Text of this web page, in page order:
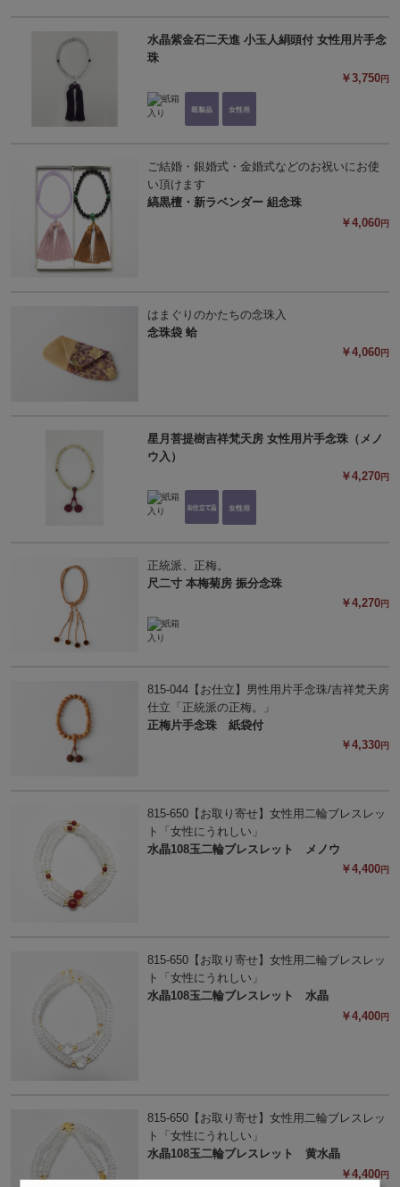
水晶紫金石二天進 小玉人絹頭付 女性用片手念
珠
￥3,750円
ご結婚・銀婚式・金婚式などのお祝いにお使
い頂けます
縞黒檀・新ラベンダー 組念珠
￥4,060円
はまぐりのかたちの念珠入
念珠袋 蛤
￥4,060円
星月菩提樹吉祥梵天房 女性用片手念珠（メノ
ウ入）
￥4,270円
正統派、正梅。
尺二寸 本梅菊房 振分念珠
￥4,270円
815-044【お仕立】男性用片手念珠/吉祥梵天房
仕立「正統派の正梅。」
正梅片手念珠 紙袋付
￥4,330円
815-650【お取り寄せ】女性用二輪ブレスレッ
ト「女性にうれしい」
水晶108玉二輪ブレスレット メノウ
￥4,400円
815-650【お取り寄せ】女性用二輪ブレスレッ
ト「女性にうれしい」
水晶108玉二輪ブレスレット 水晶
￥4,400円
815-650【お取り寄せ】女性用二輪ブレスレッ
ト「女性にうれしい」
水晶108玉二輪ブレスレット 黄水晶
￥4,400円